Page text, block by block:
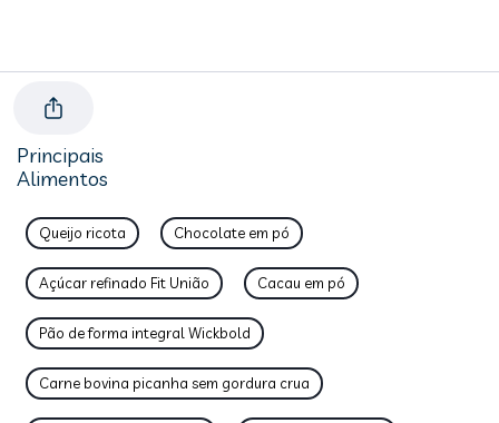
Principais
Alimentos
Queijo ricota Chocolate em pó
Açúcar refinado Fit União Cacau em pó
Pão de forma integral Wickbold
Carne bovina picanha sem gordura crua